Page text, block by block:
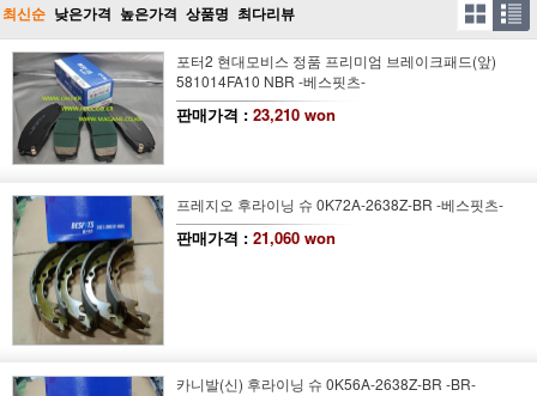
최신순 낮은가격 높은가격 상품명 최다리뷰
포터2 현대모비스 정품 프리미엄 브레이크패드(앞)
581014FA10 NBR -베스핏츠-
판매가격 : 23,210 won
프레지오 후라이닝 슈 0K72A-2638Z-BR -베스핏츠-
판매가격 : 21,060 won
카니발(신) 후라이닝 슈 0K56A-2638Z-BR -BR-